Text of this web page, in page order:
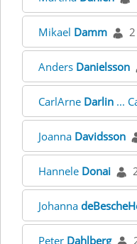
Mikael Damm 2
Anders Danielsson
CarlArne Darlin ...
Joanna Davidsson
Hannele Donai
Johanna
Peter Dahlberg